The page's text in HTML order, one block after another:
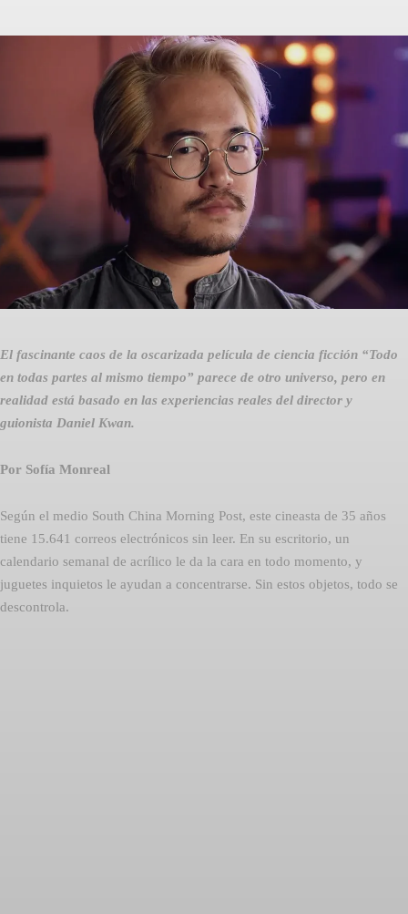
Facebook Twitter Pinterest
El fascinante caos de la oscarizada película de ciencia ficción “Todo
en todas partes al mismo tiempo” parece de otro universo, pero en
realidad está basado en las experiencias reales del director y
guionista Daniel Kwan.
Por Sofía Monreal
Según el medio South China Morning Post, este cineasta de 35 años
tiene 15.641 correos electrónicos sin leer. En su escritorio, un
calendario semanal de acrílico le da la cara en todo momento, y
juguetes inquietos le ayudan a concentrarse. Sin estos objetos, todo se
descontrola.